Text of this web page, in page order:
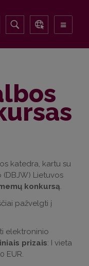
katedra, kartu su
Lietuvos
konkursą.
pažvelgti į
elektroninio
prizais: I vieta
EUR.